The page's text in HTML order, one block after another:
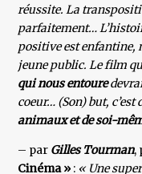
réussite. La
parfaitement…
positive est enfantine,
jeune public. Le film
qui nous entoure
coeur… (Son) but, c’est
animaux et de soi-
– par Gilles Tourman,
Cinéma » : « Une